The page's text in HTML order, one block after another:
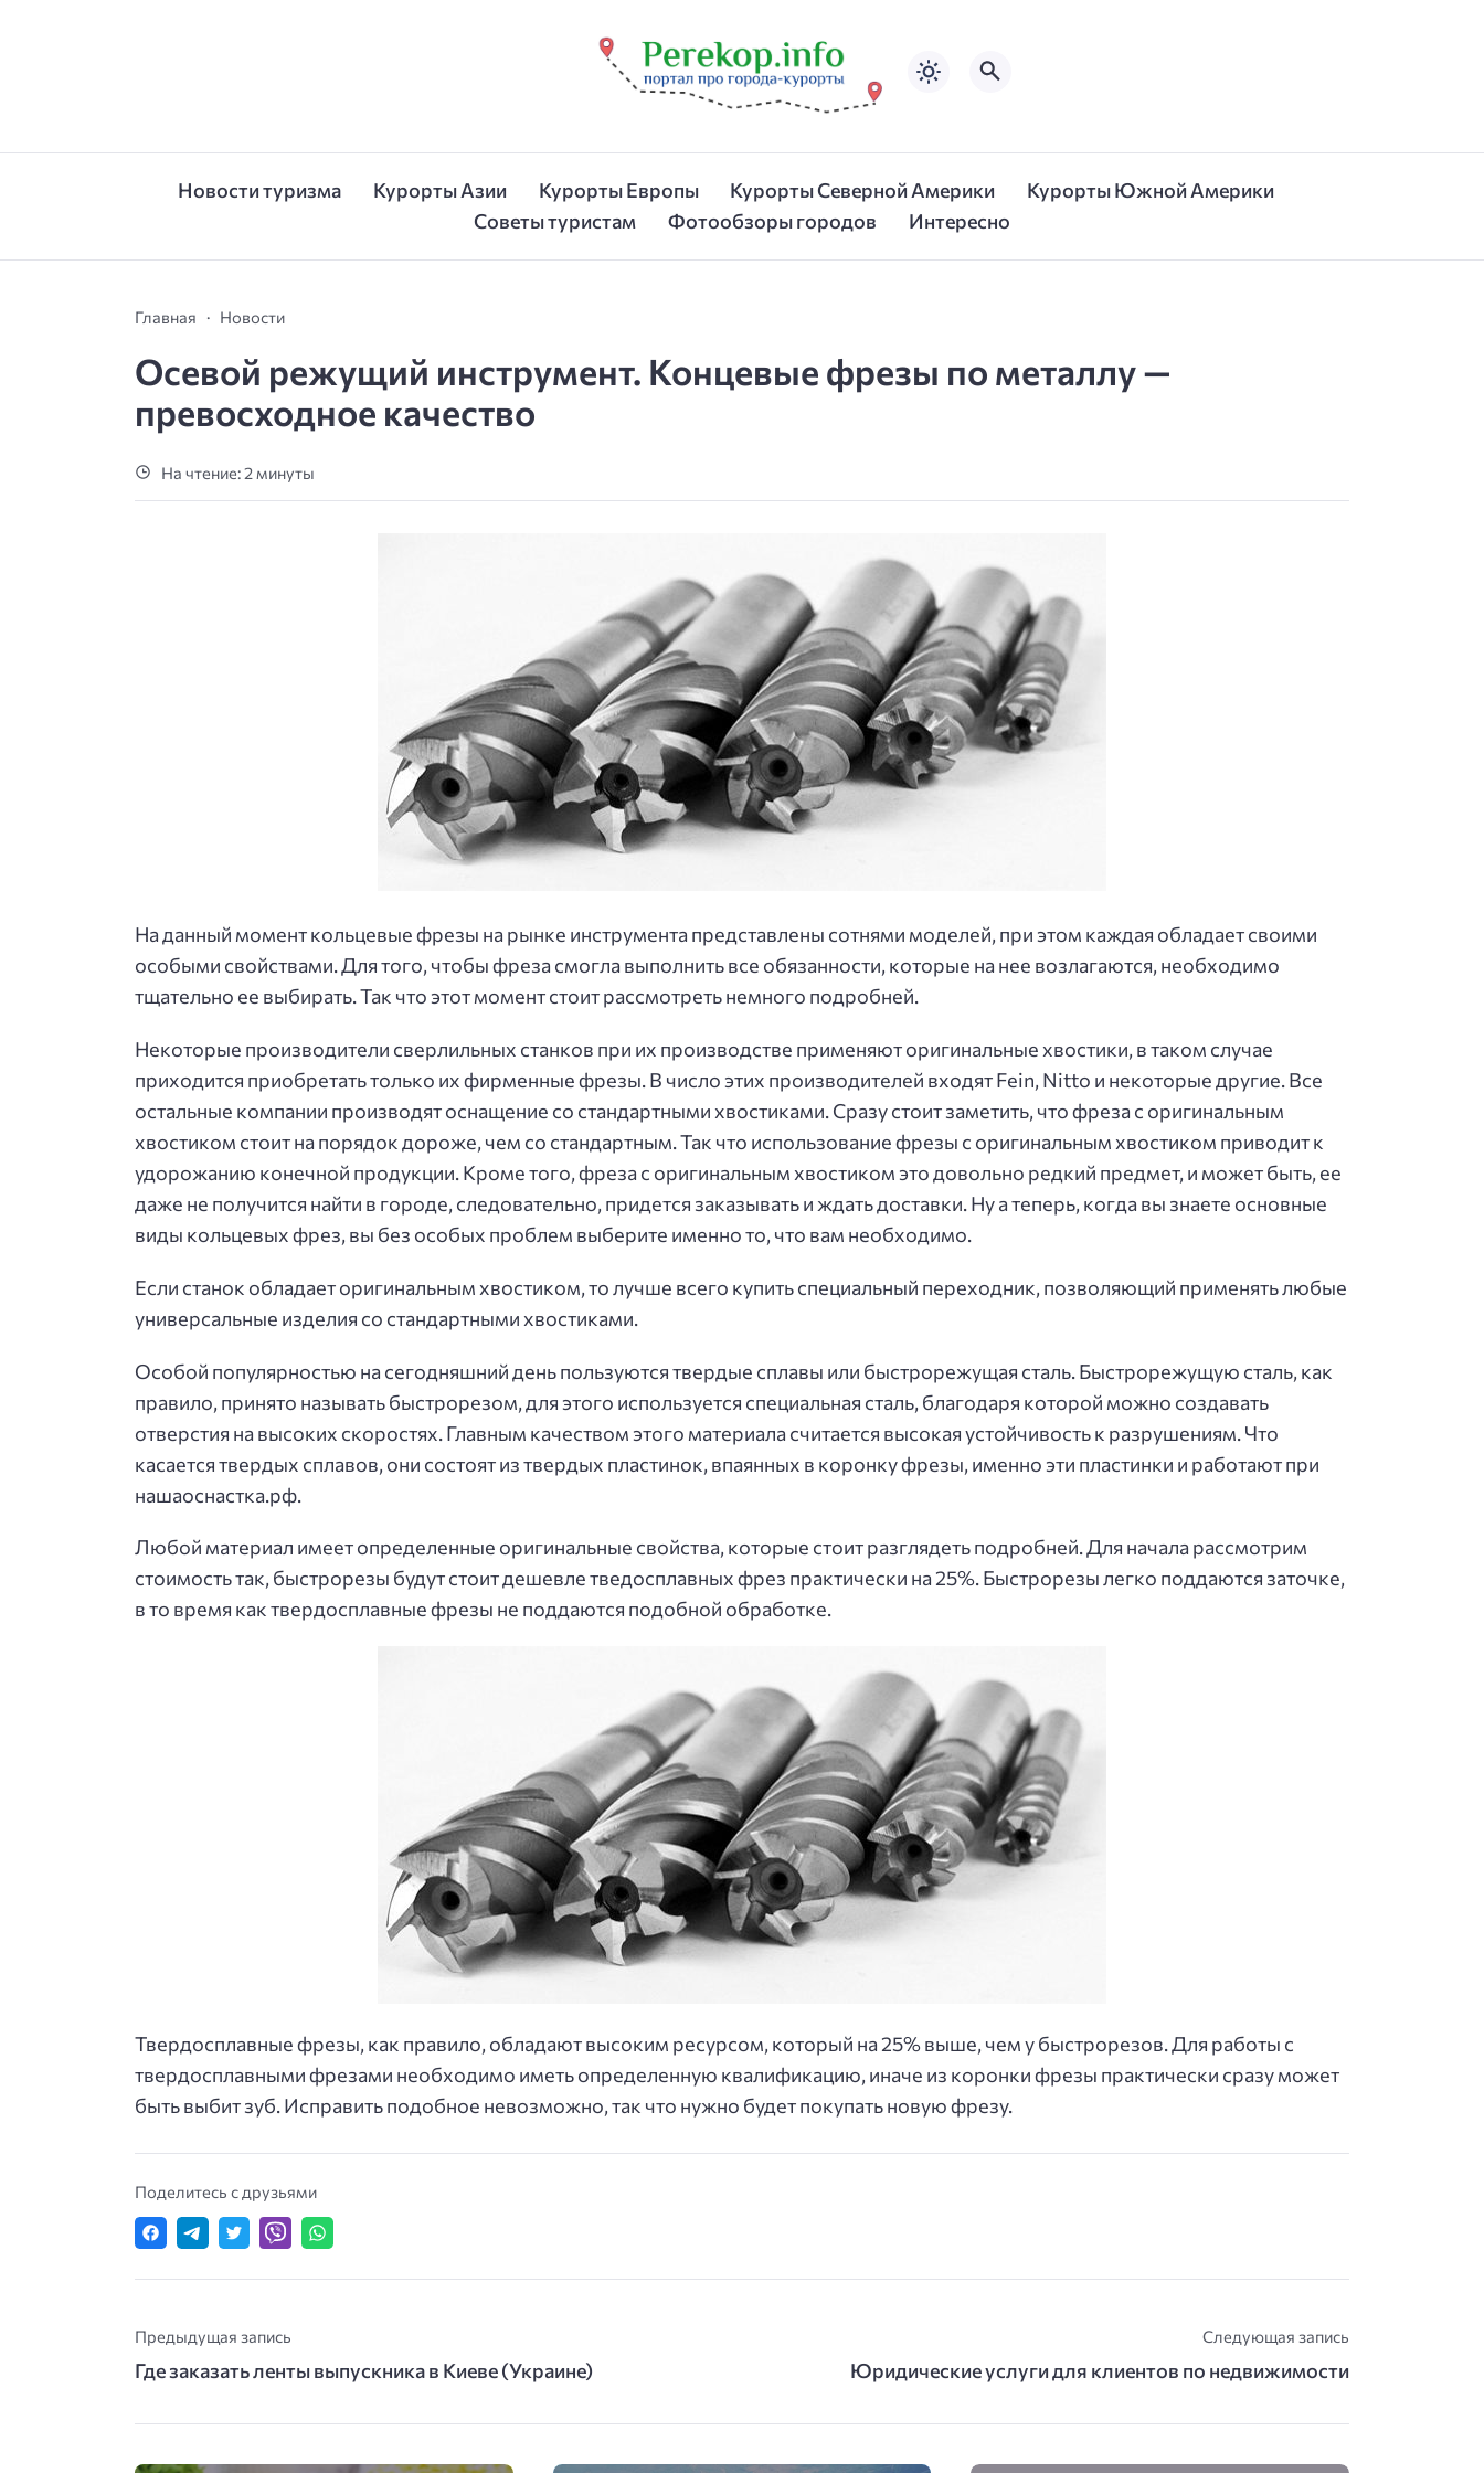
Новости туризма Курорты Азии Курорты Европы Курорты Северной Америки
Курорты Южной Америки
Советы туристам
Фотообзоры городов Интересно
Главная Новости
Осевой режущий инструмент. Концевые фрезы по металлу —
превосходное качество
На чтение: 2 минуты
На данный момент кольцевые фрезы на рынке инструмента представлены сотнями моделей, при этом каждая обладает своими
особыми свойствами. Для того, чтобы фреза смогла выполнить все обязанности, которые на нее возлагаются, необходимо
тщательно ее выбирать. Так что этот момент стоит рассмотреть немного подробней.
Некоторые производители сверлильных станков при их производстве применяют оригинальные хвостики, в таком случае
приходится приобретать только их фирменные фрезы. В число этих производителей входят Fein, Nitto и некоторые другие. Все
остальные компании производят оснащение со стандартными хвостиками. Сразу стоит заметить, что фреза с оригинальным
хвостиком стоит на порядок дороже, чем со стандартным. Так что использование фрезы с оригинальным хвостиком приводит к
удорожанию конечной продукции. Кроме того, фреза с оригинальным хвостиком это довольно редкий предмет, и может быть, ее
даже не получится найти в городе, следовательно, придется заказывать и ждать доставки. Ну а теперь, когда вы знаете основные
виды кольцевых фрез, вы без особых проблем выберите именно то, что вам необходимо.
Если станок обладает оригинальным хвостиком, то лучше всего купить специальный переходник, позволяющий применять любые
универсальные изделия со стандартными хвостиками.
Особой популярностью на сегодняшний день пользуются твердые сплавы или быстрорежущая сталь. Быстрорежущую сталь, как
правило, принято называть быстрорезом, для этого используется специальная сталь, благодаря которой можно создавать
отверстия на высоких скоростях. Главным качеством этого материала считается высокая устойчивость к разрушениям. Что
касается твердых сплавов, они состоят из твердых пластинок, впаянных в коронку фрезы, именно эти пластинки и работают при
нашаоснастка.рф.
Любой материал имеет определенные оригинальные свойства, которые стоит разглядеть подробней. Для начала рассмотрим
стоимость так, быстрорезы будут стоит дешевле тведосплавных фрез практически на 25%. Быстрорезы легко поддаются заточке,
в то время как твердосплавные фрезы не поддаются подобной обработке.
Твердосплавные фрезы, как правило, обладают высоким ресурсом, который на 25% выше, чем у быстрорезов. Для работы с
твердосплавными фрезами необходимо иметь определенную квалификацию, иначе из коронки фрезы практически сразу может
быть выбит зуб. Исправить подобное невозможно, так что нужно будет покупать новую фрезу.
Поделитесь с друзьями
Предыдущая запись
Где заказать ленты выпускника в Киеве (Украине)
Следующая запись
Юридические услуги для клиентов по недвижимости